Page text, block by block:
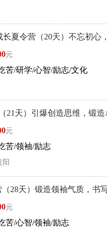
长夏令营（20天）不忘初心
元
苦/研学/心智/励志/文化
21天）引爆创造思维，锻
元
苦/领袖/励志
阳
（28天）锻造领袖气质，书
元
苦/心智/领袖/励志